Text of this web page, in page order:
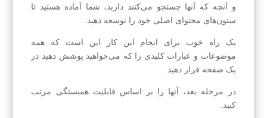
و آنچه که آنها جستجو می‌کنند دارید، شما آماده هستید تا
ستون‌های محتوای اصلی خود را توسعه دهید.
یک راه خوب برای انجام این کار این است که همه
موضوعات و عبارات کلیدی را که می‌خواهید پوشش دهید در
یک صفحه قرار دهید.
در مرحله بعد، آنها را بر اساس قابلیت همبستگی مرتب
کنید.